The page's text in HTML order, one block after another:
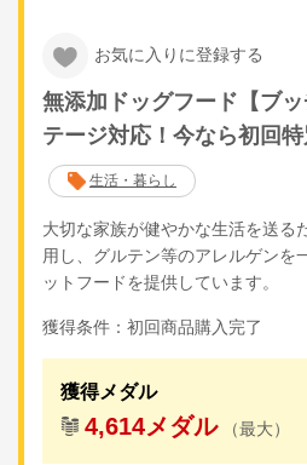
お気に入りに登録する
無添加ドッグフード【ブ
テージ対応！今なら初回特
生活・暮らし
大切な家族が健やかな生活を送る
用し、グルテン等のアレルゲンを
ットフードを提供しています。
獲得条件：初回商品購入完了
獲得メダル
4,614メダル（最大）